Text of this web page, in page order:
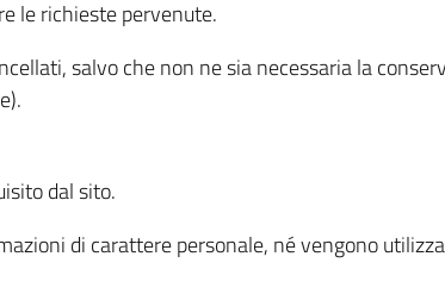
le richieste pervenute.
salvo che non ne sia necessaria la
dal sito.
di carattere personale, né vengono